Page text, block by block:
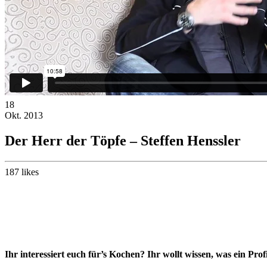
18
Okt. 2013
Der Herr der Töpfe – Steffen Henssler
187 likes
Ihr interessiert euch für’s Kochen? Ihr wollt wissen, was ein